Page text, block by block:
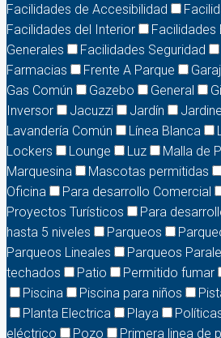
Facilidades de Accesibilidad
Facilidades del Interior
Facilidades
Generales
Facilidades Seguridad
Farmacias
Frente A Parque
Gas Común
Gazebo General
Inversor
Jacuzzi Jardín
Lavandería Común
Línea Blanca
Lockers
Lounge Luz
Malla de
Marquesina
Mascotas permitidas
Oficina
Para desarrollo Comercial
Proyectos Turísticos
Para
hasta 5 niveles
Parqueos
Parqueos Lineales
Parqueos
techados
Patio Permitido fumar
Piscina
Piscina para niños
Planta Electrica
Playa
eléctrico
Pozo Primera linea de